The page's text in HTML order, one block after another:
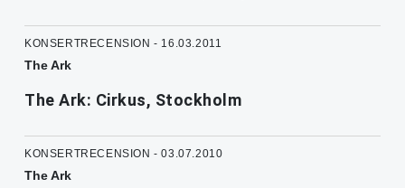
KONSERTRECENSION - 16.03.2011
The Ark
The Ark: Cirkus, Stockholm
KONSERTRECENSION - 03.07.2010
The Ark